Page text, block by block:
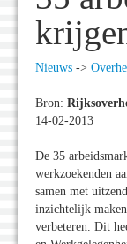
Nieuws ->
Bron:
14-02-2013
De 35
werkzoekenden
samen met
inzichtelijk
verbeteren. Dit